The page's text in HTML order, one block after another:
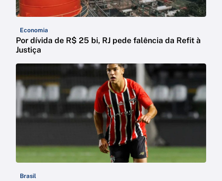
Economia
Por dívida de R$ 25 bi, RJ pede falência da Refit à
Justiça
Brasil